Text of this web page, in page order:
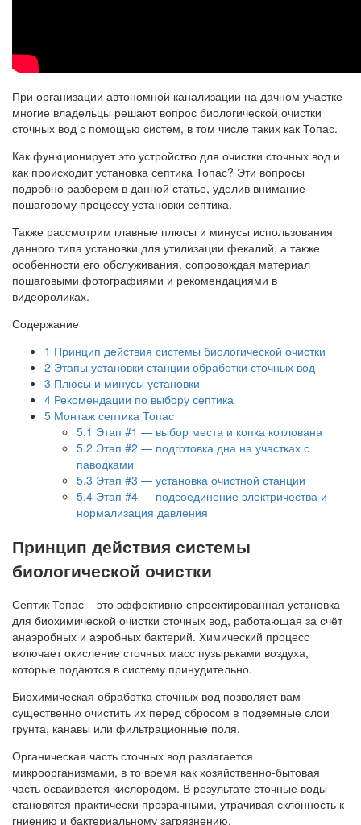
При организации автономной канализации на дачном участке
многие владельцы решают вопрос биологической очистки
сточных вод с помощью систем, в том числе таких как Топас.
Как функционирует это устройство для очистки сточных вод и
как происходит установка септика Топас? Эти вопросы
подробно разберем в данной статье, уделив внимание
пошаговому процессу установки септика.
Также рассмотрим главные плюсы и минусы использования
данного типа установки для утилизации фекалий, а также
особенности его обслуживания, сопровождая материал
пошаговыми фотографиями и рекомендациями в
видеороликах.
Содержание
1 Принцип действия системы биологической очистки
2 Этапы установки станции обработки сточных вод
3 Плюсы и минусы установки
4 Рекомендации по выбору септика
5 Монтаж септика Топас
5.1 Этап #1 — выбор места и копка котлована
5.2 Этап #2 — подготовка дна на участках с
паводками
5.3 Этап #3 — установка очистной станции
5.4 Этап #4 — подсоединение электричества и
нормализация давления
Принцип действия системы
биологической очистки
Септик Топас – это эффективно спроектированная установка
для биохимической очистки сточных вод, работающая за счёт
анаэробных и аэробных бактерий. Химический процесс
включает окисление сточных масс пузырьками воздуха,
которые подаются в систему принудительно.
Биохимическая обработка сточных вод позволяет вам
существенно очистить их перед сбросом в подземные слои
грунта, канавы или фильтрационные поля.
Органическая часть сточных вод разлагается
микроорганизмами, в то время как хозяйственно-бытовая
часть осваивается кислородом. В результате сточные воды
становятся практически прозрачными, утрачивая склонность к
гниению и бактериальному загрязнению.